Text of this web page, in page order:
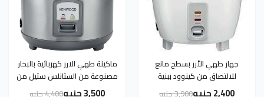
جهاز طهي الأرز بسطح مانع
للالتصاق من كينوود ببنية
2,400 جنيه
3,900 جنيه
ماكينة طهي الارز كهربائية بالبخار
مصنوعة من الستانلس ستيل من
كينوود - سعة 1.8 لتر، RCM45.SS
3,500 جنيه
4,400 جنيه